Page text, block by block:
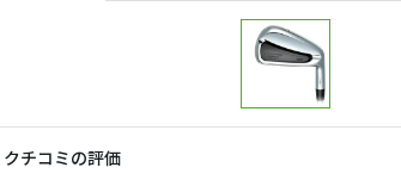
クチコミの評価